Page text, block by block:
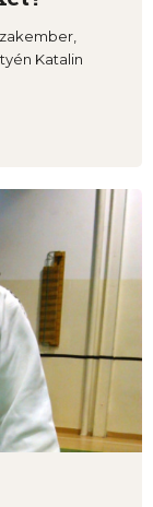
Katalin